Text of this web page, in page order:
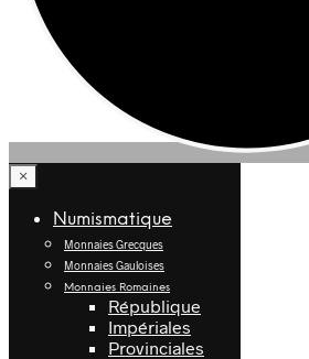
×
Numismatique
Monnaies Grecques
Monnaies Gauloises
Monnaies Romaines
République
Impériales
Provinciales